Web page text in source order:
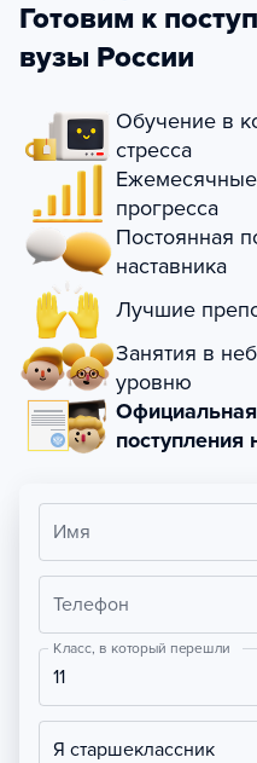
Готовим к
вузы России
Обучение в
стресса
Ежемесячные
прогресса
Постоянная
наставника
Лучшие
Занятия в
уровню
Имя
Телефон
Класс, в который перешли
11
Я старшеклассник